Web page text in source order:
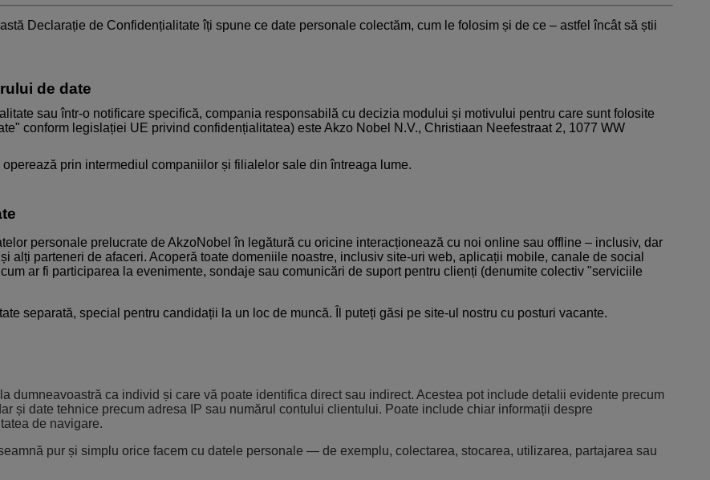
Declarație de Confidențialitate îți spune ce date personale colectăm, cum le folosim și de ce – astfel încât să știi
de date
sau într-o notificare specifică, compania responsabilă cu decizia modului și motivului pentru care sunt folosite
conform legislației UE privind confidențialitatea) este Akzo Nobel N.V., Christiaan Neefestraat 2, 1077 WW
prin intermediul companiilor și filialelor sale din întreaga lume.
personale prelucrate de AkzoNobel în legătură cu oricine interacționează cu noi online sau offline – inclusiv, dar
alți parteneri de afaceri. Acoperă toate domeniile noastre, inclusiv site-uri web, aplicații mobile, canale de social
ar fi participarea la evenimente, sondaje sau comunicări de suport pentru clienți (denumite colectiv "serviciile
separată, special pentru candidații la un loc de muncă. Îl puteți găsi pe site-ul nostru cu posturi vacante.
dumneavoastră ca individ și care vă poate identifica direct sau indirect. Acestea pot include detalii evidente precum
și date tehnice precum adresa IP sau numărul contului clientului. Poate include chiar informații despre
de navigare.
pur și simplu orice facem cu datele personale — de exemplu, colectarea, stocarea, utilizarea, partajarea sau